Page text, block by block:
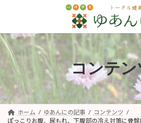
ン
ツ
キ
ッ
ー
シ
に
移
コンテン
ホーム ゆあんにの記事
コンテンツ
ぽっこりお腹、尿もれ、下腹部の冷え対策に骨